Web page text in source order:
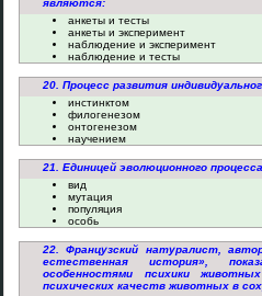
являются:
анкеты и тесты
анкеты и эксперимент
наблюдение и эксперимент
наблюдение и тесты
20. Процесс развития
инстинктом
филогенезом
онтогенезом
научением
21. Единицей эволюционного
вид
мутация
популяция
особь
22. Французский натуралист,
естественная история»,
особенностями психики
психических качеств животных в